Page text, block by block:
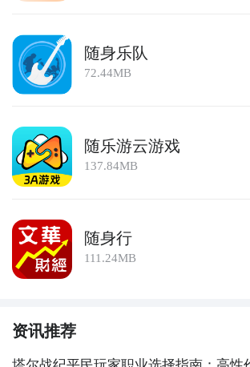
随身乐队
72.44MB
随乐游云游戏
137.84MB
随身行
111.24MB
资讯推荐